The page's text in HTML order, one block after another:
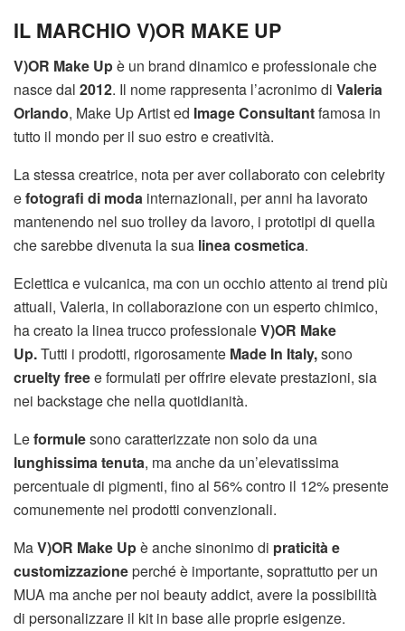
IL MARCHIO V)OR MAKE UP
V)OR Make Upè un brand dinamico e professionale che
nasce dal 2012. Il nome rappresenta l’acronimo di Valeria
Orlando, Make Up Artist ed Image Consultantfamosa in
tutto il mondo per il suo estro e creatività.
La stessa creatrice, nota per aver collaborato con celebrity
efotografi di moda internazionali, per anni ha lavorato
mantenendo nel suo trolley da lavoro, i prototipi di quella
che sarebbe divenuta la sua linea cosmetica.
Eclettica e vulcanica, ma con un occhio attento ai trend più
attuali, Valeria, in collaborazione con un esperto chimico,
ha creato la linea trucco professionaleV)OR Make
Up.Tutti i prodotti, rigorosamente Made In Italy,sono
cruelty freee formulati per offrire elevate prestazioni, sia
nei backstage che nella quotidianità.
Leformulesono caratterizzate non solo da una
lunghissima tenuta, ma anche da un’elevatissima
percentuale di pigmenti, fino al 56% contro il 12% presente
comunemente nei prodotti convenzionali.
MaV)OR Make Upè anche sinonimo di praticità e
customizzazioneperché è importante, soprattutto per un
MUA ma anche per noi beauty addict, avere la possibilità
di personalizzare il kit in base alle proprie esigenze.